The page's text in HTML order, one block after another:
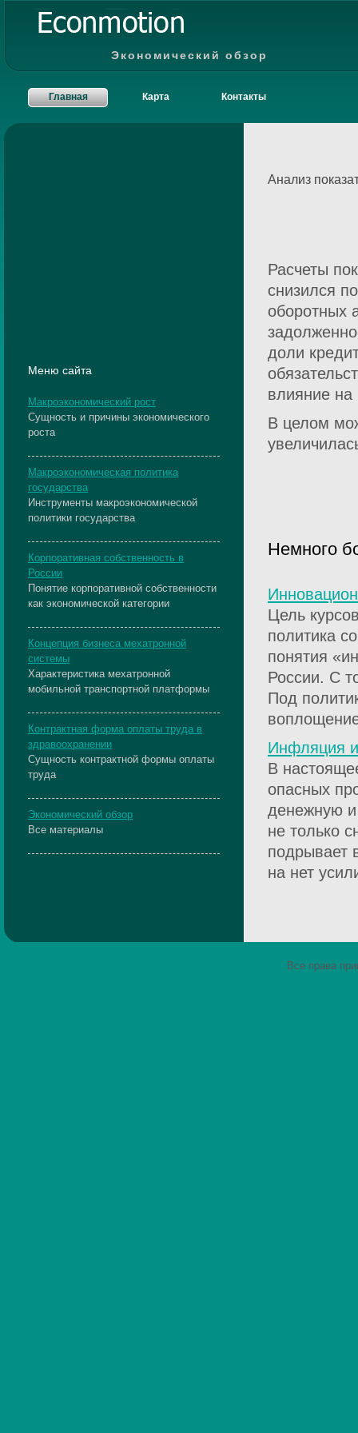
Экономический обзор
Главная Карта Контакты
Анализ
Расчеты
снизился
оборотных
доли
влияние на
В целом
Немного
Цель
политика
понятия
России. С
Под
Инфляция
В
опасных
денежную и
не только
подрывает
на нет
Меню сайта
Макроэкономический рост
Сущность и причины экономического
роста
Макроэкономическая политика
государства
Инструменты макроэкономической
политики государства
Корпоративная собственность в
России
Понятие корпоративной собственности
как экономической категории
Концепция бизнеса мехатронной
системы
Характеристика мехатронной
мобильной транспортной платформы
Контрактная форма оплаты труда в
здравоохранении
Сущность контрактной формы оплаты
труда
Экономический обзор
Все материалы
Все права